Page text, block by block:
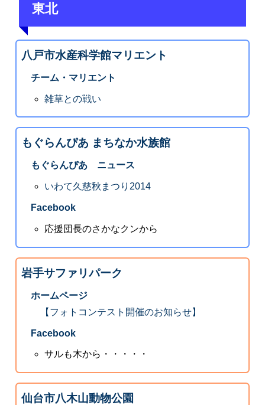
東北
八戸市水産科学館マリエント
チーム・マリエント
雑草との戦い
もぐらんぴあ まちなか水族館
もぐらんぴあ ニュース
いわて久慈秋まつり2014
Facebook
応援団長のさかなクンから
岩手サファリパーク
ホームページ
【フォトコンテスト開催のお知らせ】
Facebook
サルも木から・・・・・
仙台市八木山動物公園